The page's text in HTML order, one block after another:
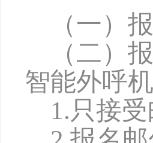
（一）
（二）
智能外呼
1.只接